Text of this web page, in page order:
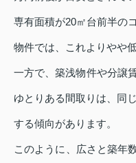
専有面積が20㎡台前半の
物件では、これよりやや
一方で、築浅物件や分譲
ゆとりある間取りは、同
する傾向があります。
このように、広さと築年